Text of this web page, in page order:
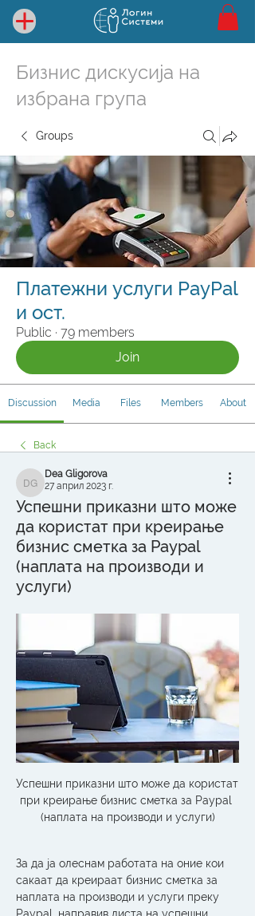
Бизнис дискусија на
избрана група
Groups
Платежни услуги PayPal
и ост.
Public · 79 members
Join
Discussion Media Files Members About
Back
Dea Gligorova
Dea Gligorova
27 април 2023 г.
Успешни приказни што може
да користат при креирање
бизнис сметка за Paypal
(наплата на производи и
услуги)
Успешни приказни што може да користат
при креирање бизнис сметка за Paypal
(наплата на производи и услуги)
За да ја олеснам работата на оние кои
сакаат да креираат бизнис сметка за
наплата на производи и услуги преку